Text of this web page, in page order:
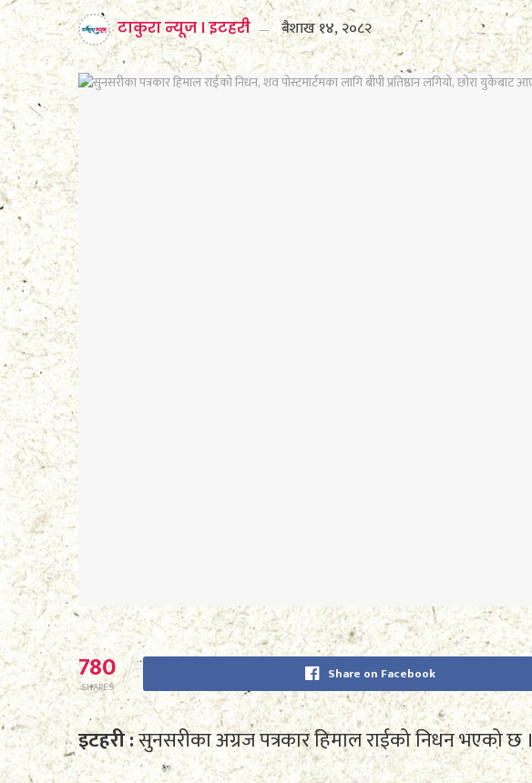
टाकुरा न्यूज । इटहरी बैशाख १४, २०८२
780
SHARES
Share on Facebook
इटहरी :सुनसरीका अग्रज पत्रकार हिमाल राईको निधन भएको छ ।